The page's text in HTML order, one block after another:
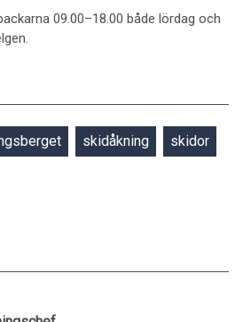
09.00–18.00 både lördag och
skidåkning skidor